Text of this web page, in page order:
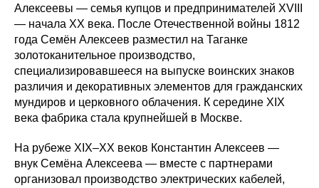
Алексеевы — семья купцов и предпринимателей XVIII
— начала ХХ века. После Отечественной войны 1812
года Семён Алексеев разместил на Таганке
золотоканительное производство,
специализировавшееся на выпуске воинских знаков
различия и декоративных элементов для гражданских
мундиров и церковного облачения. К середине ХIХ
века фабрика стала крупнейшей в Москве.
На рубеже XIX–ХХ веков Константин Алексеев —
внук Семёна Алексеева — вместе с партнерами
организовал производство электрических кабелей,